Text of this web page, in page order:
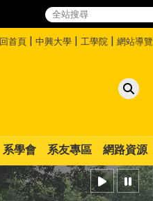
回首頁 | 中興大學 | 工學院 | 網站導覽
系學會 系友專區 網路資源